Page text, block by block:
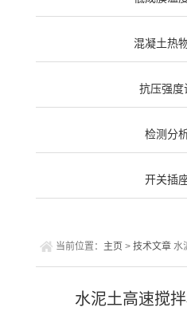
混凝土热
抗压强度
检测分
开关插
当前位置： 主页 > 技术文章 水
水泥土高速搅